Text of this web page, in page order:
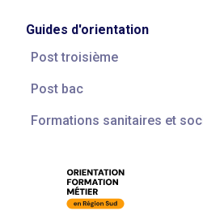
Guides d'orientation
Post troisième
Post bac
Formations sanitaires et